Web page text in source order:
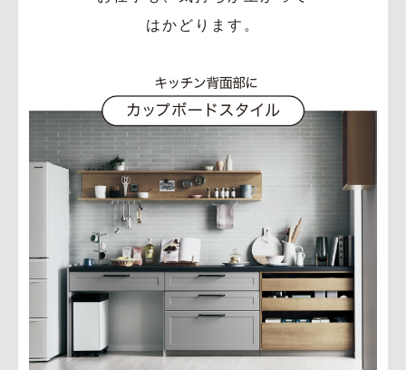
はかどります。